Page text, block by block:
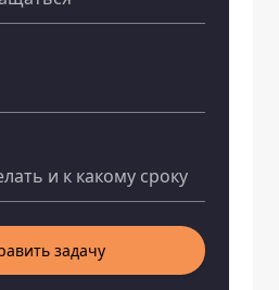
задачу